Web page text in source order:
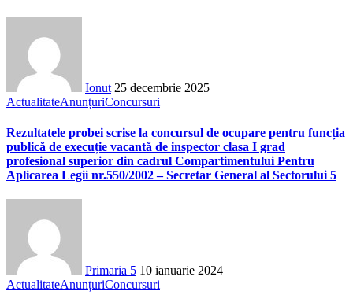
Ionut 25 decembrie 2025
ActualitateAnunțuriConcursuri
Rezultatele probei scrise la concursul de ocupare pentru funcția
publică de execuție vacantă de inspector clasa I grad
profesional superior din cadrul Compartimentului Pentru
Aplicarea Legii nr.550/2002 – Secretar General al Sectorului 5
Primaria 5 10 ianuarie 2024
ActualitateAnunțuriConcursuri